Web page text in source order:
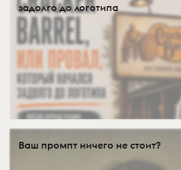
задолго до логотипа
Ваш промпт ничего не стоит?